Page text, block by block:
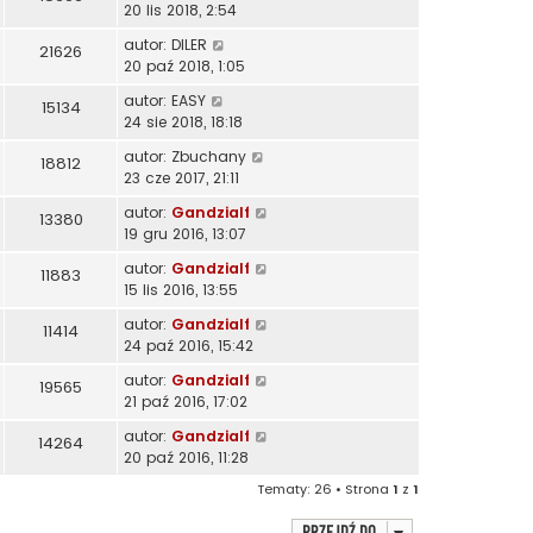
20 lis 2018, 2:54
21626 autor: DILER
20 paź 2018, 1:05
15134 autor: EASY
24 sie 2018, 18:18
18812 autor: Zbuchany
23 cze 2017, 21:11
13380 autor: Gandzialf
19 gru 2016, 13:07
11883 autor: Gandzialf
15 lis 2016, 13:55
11414 autor: Gandzialf
24 paź 2016, 15:42
19565 autor: Gandzialf
21 paź 2016, 17:02
14264 autor: Gandzialf
20 paź 2016, 11:28
Tematy: 26 • Strona 1 z 1